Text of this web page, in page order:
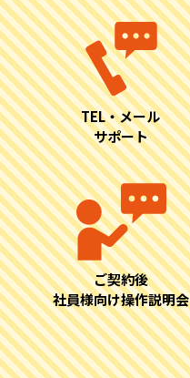
TEL・メール
サポート
ご契約後
社員様向け操作説明会